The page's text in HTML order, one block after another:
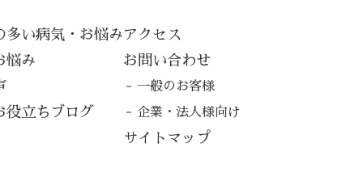
多い病気・お悩み
悩み
役立ちブログ
アクセス
お問い合わせ
一般のお客様
企業・法人様向け
サイトマップ